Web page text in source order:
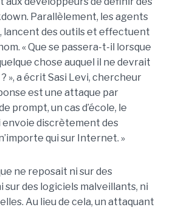
Parallèlement, les agents
lancent des outils et effectuent
« Que se passera-t-il lorsque
chose auquel il ne devrait
», a écrit Sasi Levi, chercheur
est une attaque par
prompt, un cas d’école, le
envoie discrètement des
qui sur Internet. »
ne reposait ni sur des
sur des logiciels malveillants, ni
Au lieu de cela, un attaquant